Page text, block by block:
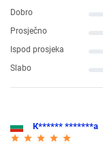
Dobro
Prosječno
Ispod prosjeka
Slabo
К****** *******а
star_rate
star_rate
star_rate
star_rate